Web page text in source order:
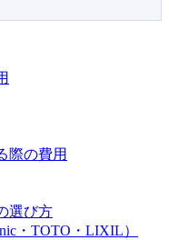
際の費用
選び方
・TOTO・LIXIL）